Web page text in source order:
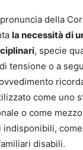
della
la necessità di
, specie
tensione o a
come uno
o come
indisponibili,
disabili.